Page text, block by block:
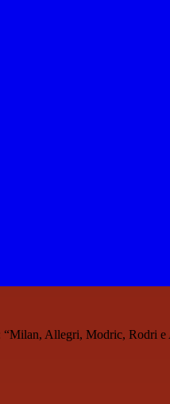
“Milan, Allegri, Modric, Rodri e